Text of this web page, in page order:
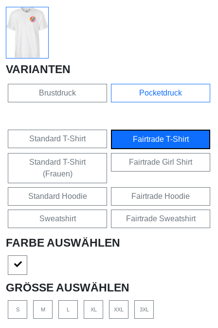
VARIANTEN
Brustdruck Pocketdruck
Standard T-Shirt Fairtrade T-Shirt
Standard T-Shirt
(Frauen)
Fairtrade Girl Shirt
Standard Hoodie Fairtrade Hoodie
Sweatshirt Fairtrade Sweatshirt
FARBE AUSWÄHLEN
GRÖSSE AUSWÄHLEN
S M XL XXL 3XL